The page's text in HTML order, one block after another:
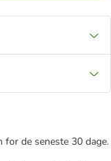
for de seneste 30 dage.